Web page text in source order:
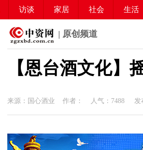
访谈 家居 社会 生活
| 原创频道
【恩台酒文化】
来源：国心酒业 作者： 人气： 7488 发